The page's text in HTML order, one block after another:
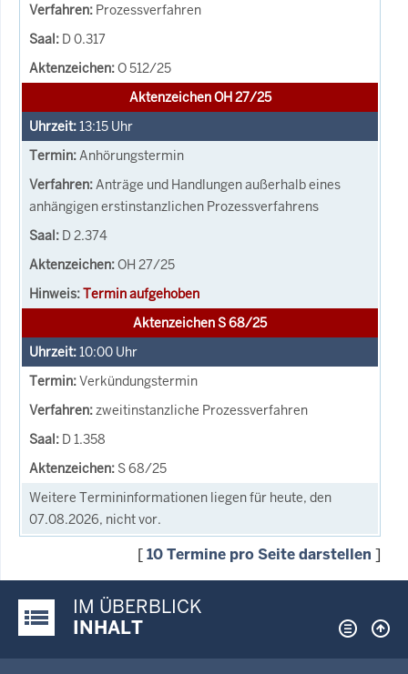
Prozessverfahren
D 0.317
O 512/25
Aktenzeichen OH 27/25
13:15 Uhr
Anhörungstermin
Anträge und Handlungen außerhalb eines
anhängigen erstinstanzlichen Prozessverfahrens
D 2.374
OH 27/25
Termin aufgehoben
Aktenzeichen S 68/25
10:00 Uhr
Verkündungstermin
zweitinstanzliche Prozessverfahren
D 1.358
S 68/25
Weitere Termininformationen liegen für heute, den
07.08.2026, nicht vor.
[10 Termine pro Seite darstellen ]
Justiz-Portal im Überblick:
IM ÜBERBLICK
INHALT